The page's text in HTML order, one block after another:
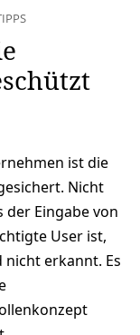
ist die
Nicht
Eingabe von
User ist,
erkannt. Es